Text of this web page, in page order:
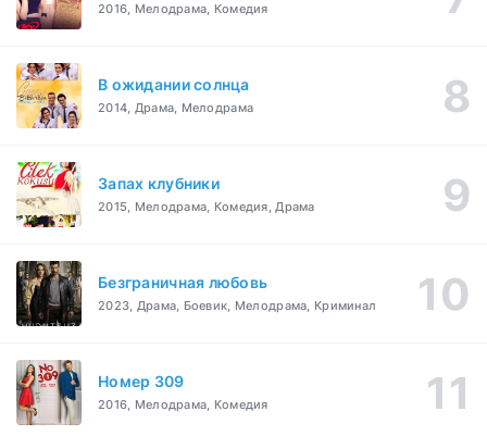
2016, Мелодрама, Комедия
В ожидании солнца
2014, Драма, Мелодрама
Запах клубники
2015, Мелодрама, Комедия, Драма
Безграничная любовь
2023, Драма, Боевик, Мелодрама, Криминал
Номер 309
2016, Мелодрама, Комедия